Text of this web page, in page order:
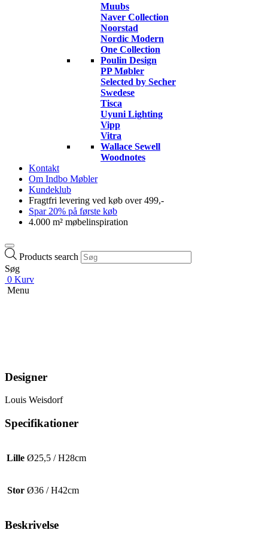
Muubs
Naver Collection
Noorstad
Nordic Modern
One Collection
Poulin Design
PP Møbler
Selected by Secher
Swedese
Tisca
Uyuni Lighting
Vipp
Vitra
Wallace Sewell
Woodnotes
Kontakt
Om Indbo Møbler
Kundeklub
Fragtfri levering ved køb over 499,-
Spar 20% på første køb
4.000 m² møbelinspiration
Products search
Søg
0 Kurv
Menu
Designer
Louis Weisdorf
Specifikationer
Lille Ø25,5 / H28cm
Stor Ø36 / H42cm
Beskrivelse